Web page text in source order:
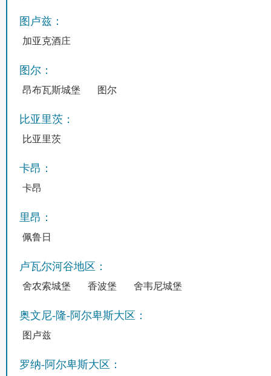
图卢兹：
加亚克酒庄
图尔：
昂布瓦斯城堡 图尔
比亚里茨：
比亚里茨
卡昂：
卡昂
里昂：
佩鲁日
卢瓦尔河谷地区：
舍农索城堡 香波堡 舍韦尼城堡
奥文尼-隆-阿尔卑斯大区：
图卢兹
罗纳-阿尔卑斯大区：